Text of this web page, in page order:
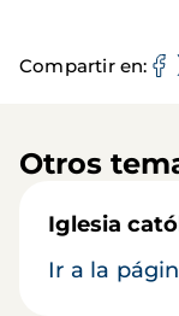
Compartir en
Otros
Iglesia
Ir a la